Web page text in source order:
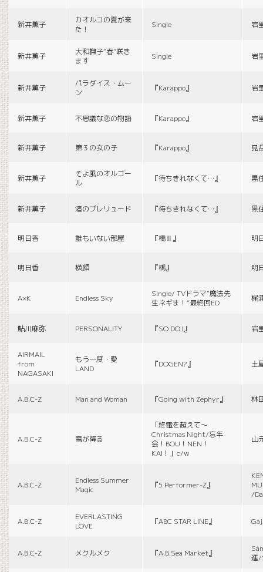
新井薫子
カオルコの夏が来
た！
Single 岩
新井薫子
大和撫子“春”咲き
ます
Single 岩
新井薫子
パラダイス・ムー
ン
『Karappo』 岩
新井薫子 不思議な恋の物語 『Karappo』 岩
新井薫子 第３の女の子 『Karappo』 見
新井薫子
そよ風のオルゴー
ル
『待ちきれなくて…』 黒
新井薫子 渚のプレリュード 『待ちきれなくて…』 黒
明日香 誰もいない部屋 『橋Ⅱ』 明
明日香 横顔 『橋』 明
A×K Endless Sky
Single/ TVドラマ“魔法先
生ネギま！”最終回ED
梶
鮎川麻弥 PERSONALITY 『SO DO I』 岩
AIRMAIL
from
NAGASAKI
もう一度・愛
LAND
『DOGEN?』 土
A.B.C-Z Man and Woman 『Going with Zephyr』 林
A.B.C-Z 雪が降る
「終電を超えて～
Christmas Night/忘年
会！BOU！NEN！
KAI！」c/w
山
A.B.C-Z
Endless Summer
Magic
『5 Performer-Z』
/
A.B.C-Z
EVERLASTING
LOVE
『ABC STAR LINE』
A.B.C-Z メクルメク 『A.B.Sea Market』
進/